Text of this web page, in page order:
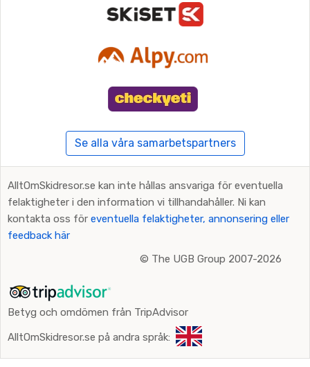
Se alla våra samarbetspartners
AlltOmSkidresor.se kan inte hållas ansvariga för eventuella
felaktigheter i den information vi tillhandahåller. Ni kan
kontakta oss för eventuella felaktigheter, annonsering eller
feedback här
© The UGB Group 2007-2026
Betyg och omdömen från TripAdvisor
AlltOmSkidresor.se på andra språk: